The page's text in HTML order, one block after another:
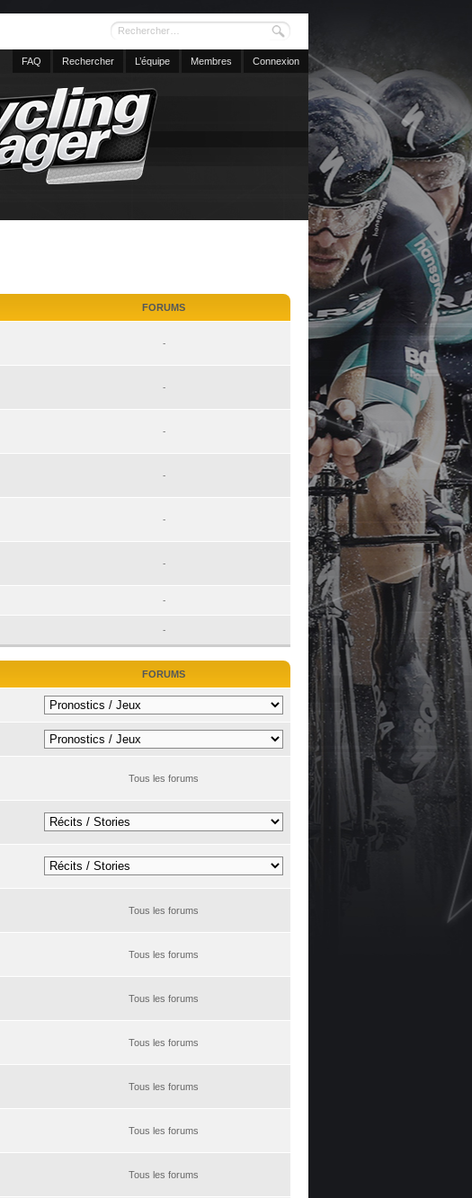
FAQ Rechercher L’équipe Membres Connexion
FORUMS
-
-
-
-
-
-
-
-
FORUMS
Tous les forums
Tous les forums
Tous les forums
Tous les forums
Tous les forums
Tous les forums
Tous les forums
Tous les forums